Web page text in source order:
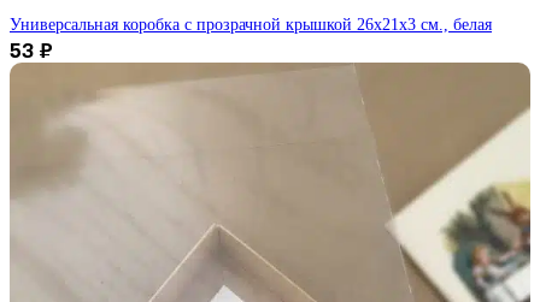
Универсальная коробка с прозрачной крышкой 26х21х3 см., белая
53 ₽